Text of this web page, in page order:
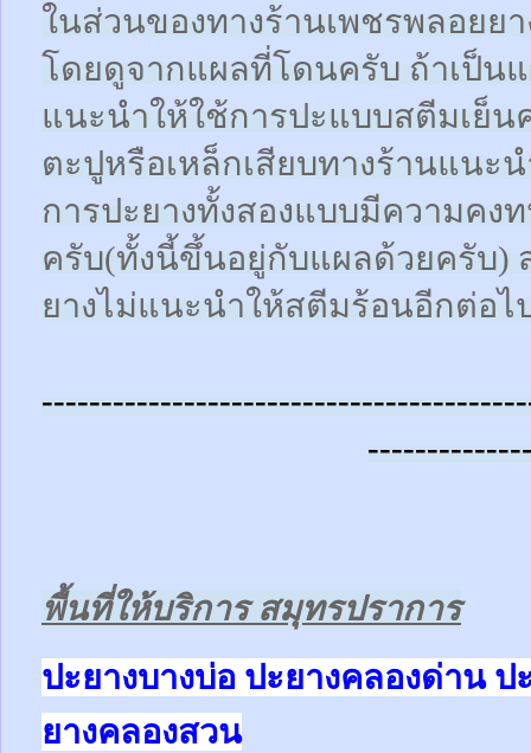
ในส่วนของทางร้านเพชรพลอยย
โดยดูจากแผลที่โดนครับ ถ้าเป็น
แนะนำให้ใช้การปะแบบสตีมเย็
ตะปูหรือเหล็กเสียบทางร้านแนะ
การปะยางทั้งสองแบบมีความคง
ครับ(ทั้งนี้ขึ้นอยู่กับแผลด้วยครับ)
ยางไม่แนะนำให้สตีมร้อนอีกต่อไ
พื้นที่ให้บริการ สมุทรปราการ
ปะยางบางบ่อ ปะยางคลองด่าน
ยางคลองสวน